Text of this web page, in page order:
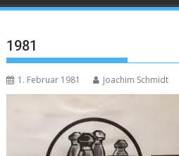
1981
1. Februar 1981 Joachim Schmidt